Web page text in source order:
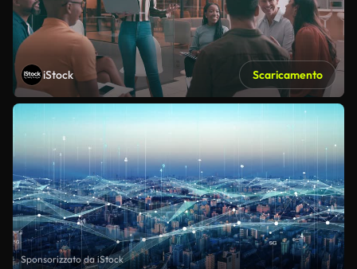
iStock Scaricamento
Sponsorizzato da iStock